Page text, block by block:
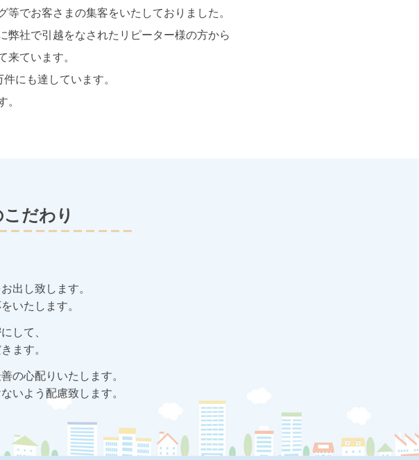
でお客さまの集客をいたしておりました。
社で引越をなされたリピーター様の方から
ています。
にも達しています。
だわり
出し致します。
いたします。
して、
ます。
の心配りいたします。
いよう配慮致します。